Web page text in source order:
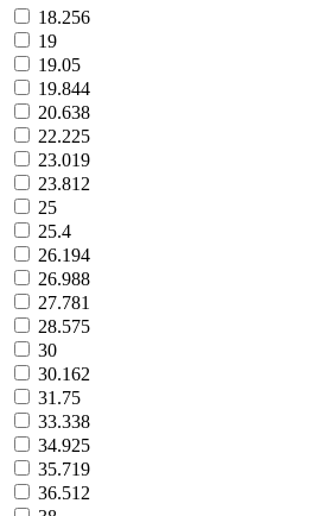
18.256
19
19.05
19.844
20.638
22.225
23.019
23.812
25
25.4
26.194
26.988
27.781
28.575
30
30.162
31.75
33.338
34.925
35.719
36.512